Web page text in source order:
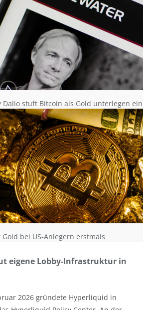
Dalio stuft Bitcoin als Gold unterlegen ein
bei US-Anlegern erstmals
eigene Lobby-Infrastruktur in
2026 gründete Hyperliquid in